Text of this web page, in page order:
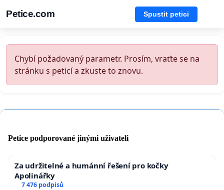
Petice.com Spustit petici
Chybí požadovaný parametr. Prosím, vraťte se na
stránku s peticí a zkuste to znovu.
Petice podporované jinými uživateli
Za udržitelné a humánní řešení pro kočky
Apolinářky
7 476 podpisů